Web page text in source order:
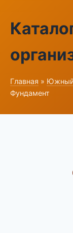
Главная » Южный
Фундамент